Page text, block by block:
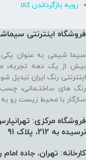
رویه بازگرداندن کالا
فروشگاه اینترنتی
سیما شیمی به عنوان یکی
بیش از یک دهه تجربه،
اینترنتی رنگ ایران
رنگ های ساختـمانی،
سازگار با محیط زیست رو
نرسیده به 212، پلاک 91
کارخانه: تهران، جاده